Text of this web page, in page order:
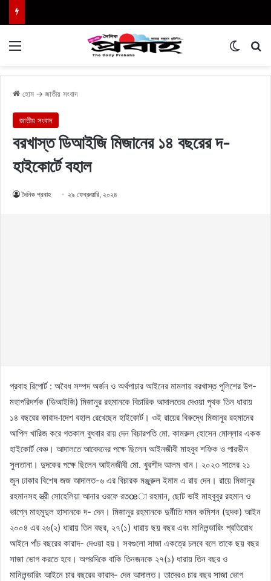
হোম → জাতীয় সংবাদ
জাতীয় সংবাদ
বরখাস্ত ডিআইজি মিজানের ১৪ বছরের দ-
হাইকোর্টে বহাল
দৈনিক প্রবাহ ২৯ ফেব্রুয়ারি, ২০২৪
প্রবাহ রিপোর্ট : অবৈধ সম্পদ অর্জন ও অর্থপাচার আইনের মামলায় বরখাস্ত পুলিশের উপ-
মহাপরিদর্শক (ডিআইজি) মিজানুর রহমানকে বিচারিক আদালতের দেওয়া পৃথক তিন ধারায়
১৪ বছরের কারাদ-াদেশ বহাল রেখেছেন হাইকোর্ট। ওই রায়ের বিরুদ্ধে মিজানুর রহমানের
আপিল খারিজ করে গতকাল বুধবার রায় দেন বিচারপতি মো. কামরুল হোসেন মোল্লার একক
হাইকোর্ট বেঞ্চ। আদালতে আবেদনের পক্ষে ছিলেন আইনজীবী মাহবুব শফিক ও পারভীন
সুলতানা। দুদকের পক্ষে ছিলেন আইনজীবী মো. খুরশীদ আলম খান। ২০২৩ সালের ২১
জুন ঢাকার বিশেষ জজ আদালত-৬ এর বিচারক মঞ্জুরুল ইমাম এ রায় দেন। রায়ে মিজানুর
রহমানসহ স্ত্রী সোহেলিয়া আনার ওরফে রতœা রহমান, ছোট ভাই মাহবুবুর রহমান ও
ভাগ্নে মাহমুদুল হাসানকে দ- দেন। মিজানুর রহমানকে দুর্নীতি দমন কমিশন (দুদক) আইন
২০০৪ এর ২৬(২) ধারায় তিন বছর, ২৭(১) ধারায় ছয় বছর এবং মানিলন্ডারিং প্রতিরোধ
আইনে পাঁচ বছরের কারাদ- দেওয়া হয়। সবগুলো সাজা একত্রে চলবে বলে তাকে ছয় বছর
সাজা ভোগ করতে হবে। অপরদিকে বাকি তিনজনকে ২৭(১) ধারায় তিন বছর ও
মানিলন্ডারিং আইনে চার বছরের কারাদ- দেন আদালত। তাদেরও চার বছর সাজা ভোগ